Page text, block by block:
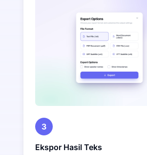
3
Ekspor Hasil Teks